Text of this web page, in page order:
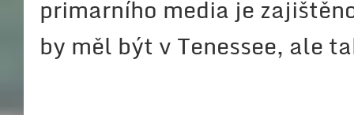
primarního media je
by měl být v Tenessee, ale